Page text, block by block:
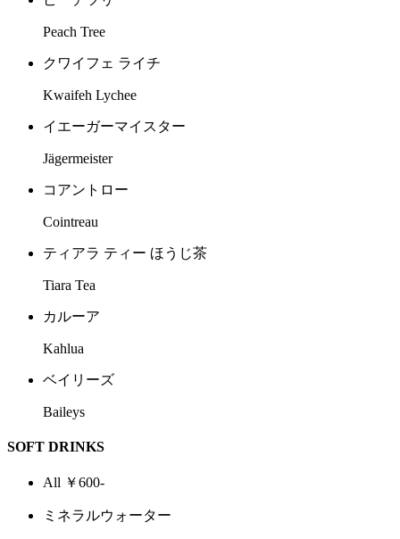
Peach Tree
クワイフェ ライチ
Kwaifeh Lychee
イエーガーマイスター
Jägermeister
コアントロー
Cointreau
ティアラ ティー ほうじ茶
Tiara Tea
カルーア
Kahlua
ベイリーズ
Baileys
SOFT DRINKS
All ￥600-
ミネラルウォーター